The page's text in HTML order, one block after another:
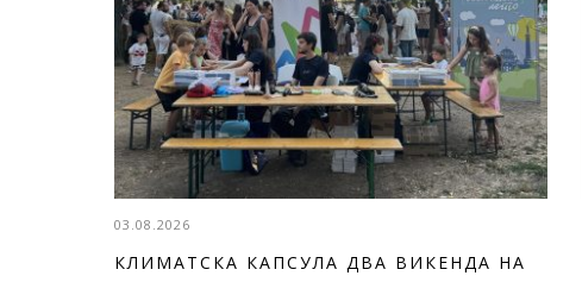
03.08.2026
КЛИМАТСКА КАПСУЛА ДВА ВИКЕНДА НА